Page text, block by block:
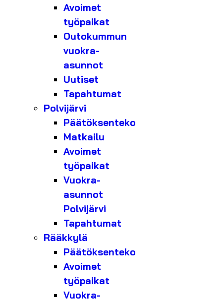
Avoimet
työpaikat
Outokummun
vuokra-
asunnot
Uutiset
Tapahtumat
Polvijärvi
Päätöksenteko
Matkailu
Avoimet
työpaikat
Vuokra-
asunnot
Polvijärvi
Tapahtumat
Rääkkylä
Päätöksenteko
Avoimet
työpaikat
Vuokra-